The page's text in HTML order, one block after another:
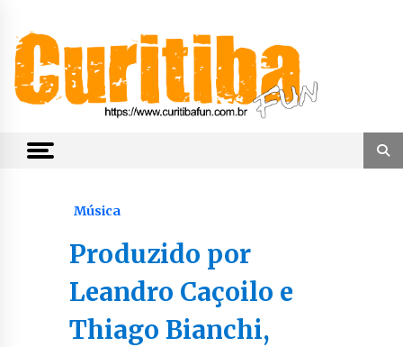
content
CuritibaFun
Música
Produzido por
Leandro Caçoilo e
Thiago Bianchi,